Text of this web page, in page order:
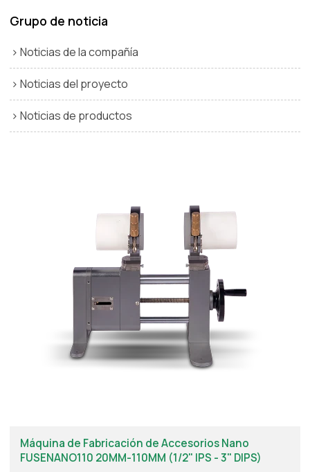
Grupo de noticia
Noticias de la compañía
Noticias del proyecto
Noticias de productos
Máquina de Fabricación de Accesorios Nano
FUSENANO110 20MM-110MM (1/2" IPS - 3" DIPS)